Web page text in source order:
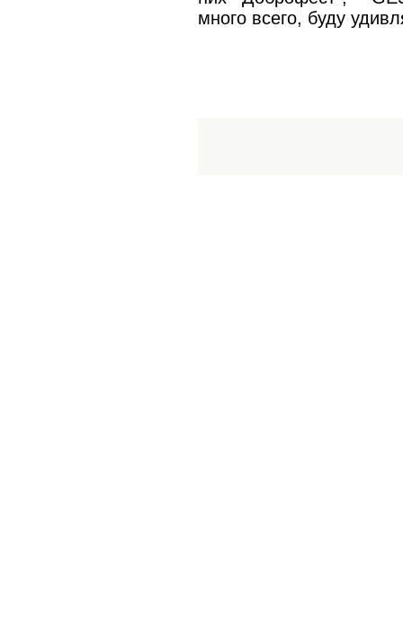
много всего, буду